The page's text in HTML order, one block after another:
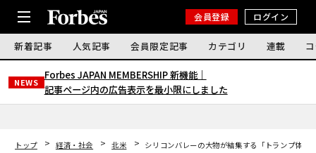
会員登録 ログイン
新着記事 人気記事 会員限定記事 カテゴリ 連載
NEWS
Forbes JAPAN MEMBERSHIP 新機能｜
記事ページ内の広告表示を最小限にしました
トップ 経済・社会 北米
シリコンバレーの大物が結集する「トランプ体制